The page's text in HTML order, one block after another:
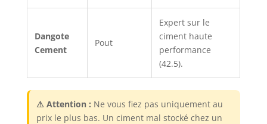
Dangote
Cement
Pout
Expert sur le
ciment haute
performance
(42.5).
⚠ Attention : Ne vous fiez pas uniquement au
prix le plus bas. Un ciment mal stocké chez un